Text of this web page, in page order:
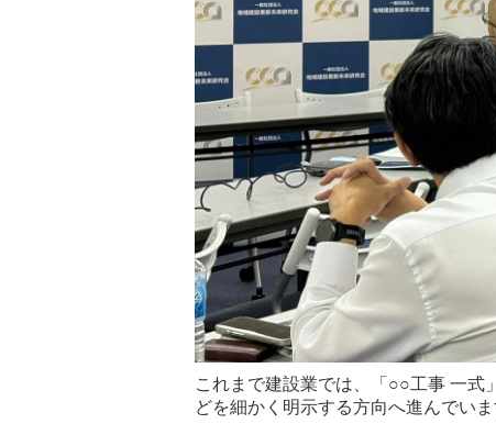
これまで建設業では、「○○工事 一式
どを細かく明示する方向へ進んでいま